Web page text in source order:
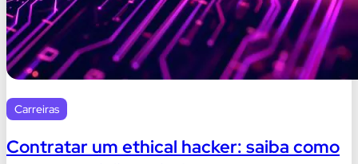
Carreiras
Contratar um ethical hacker: saiba como